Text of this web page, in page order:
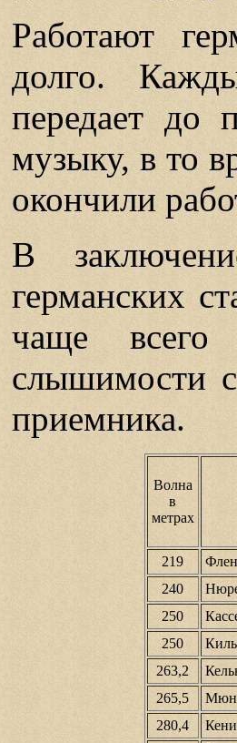
Работают
долго.
передает до
музыку, в то
окончили
В
германских
чаще всего
слышимости
приемника.
Волна
в
метрах
219
240
250
250
263,2
265,5
280,4